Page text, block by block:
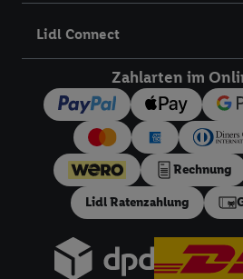
Lidl Connect
Zahlarten im
Rechnung
Lidl Ratenzahlung